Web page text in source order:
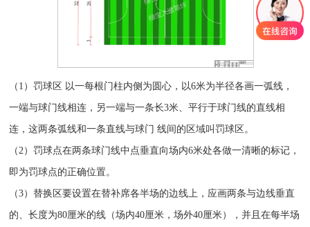
（1）罚球区 以一每根门柱内侧为圆心，以6米为半径各画一弧线，
一端与球门线相连，另一端与一条长3米、平行于球门线的直线相
连，这两条弧线和一条直线与球门 线间的区域叫罚球区。
（2）罚球点在两条球门线中点垂直向场内6米处各做一清晰的标记，
即为罚球点的正确位置。
（3）替换区要设置在替补席各半场的边线上，应画两条与边线垂直
的、长度为80厘米的线（场内40厘米，场外40厘米），并且在每半场